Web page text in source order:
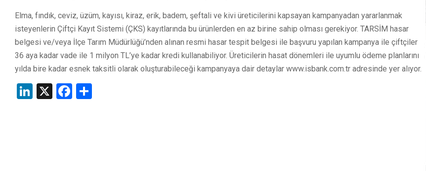
Elma, fındık, ceviz, üzüm, kayısı, kiraz, erik, badem, şeftali ve kivi üreticilerini kapsayan kampanyadan yararlanmak
isteyenlerin Çiftçi Kayıt Sistemi (ÇKS) kayıtlarında bu ürünlerden en az birine sahip olması gerekiyor. TARSİM hasar
belgesi ve/veya İlçe Tarım Müdürlüğü’nden alınan resmi hasar tespit belgesi ile başvuru yapılan kampanya ile çiftçiler
36 aya kadar vade ile 1 milyon TL’ye kadar kredi kullanabiliyor. Üreticilerin hasat dönemleri ile uyumlu ödeme planlarını
yılda bire kadar esnek taksitli olarak oluşturabileceği kampanyaya dair detaylar www.isbank.com.tr adresinde yer alıyor.
LinkedIn
X Facebook